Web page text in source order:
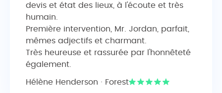
devis et état des lieux, à l'écoute et très
humain.
Première intervention, Mr. Jordan, parfait,
mêmes adjectifs et charmant.
Très heureuse et rassurée par l'honnêteté
également.
Hélène Henderson · Forest